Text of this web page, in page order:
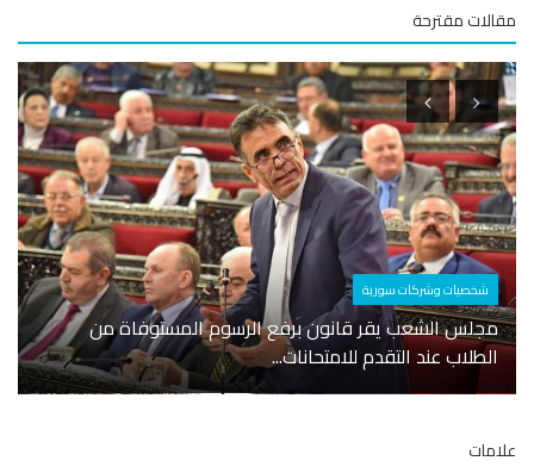
مقترحة
شخصيات وشركات سورية
مجلس الشعب يقر قانون برفع الرسوم المستوفاة من
الطلاب عند التقدم للامتحانات...